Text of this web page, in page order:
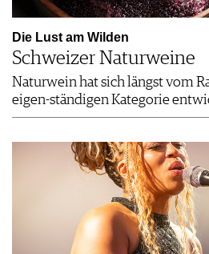
Die Lust am Wilden
Schweizer Naturweine
Naturwein hat sich längst vom
eigen-ständigen Kategorie